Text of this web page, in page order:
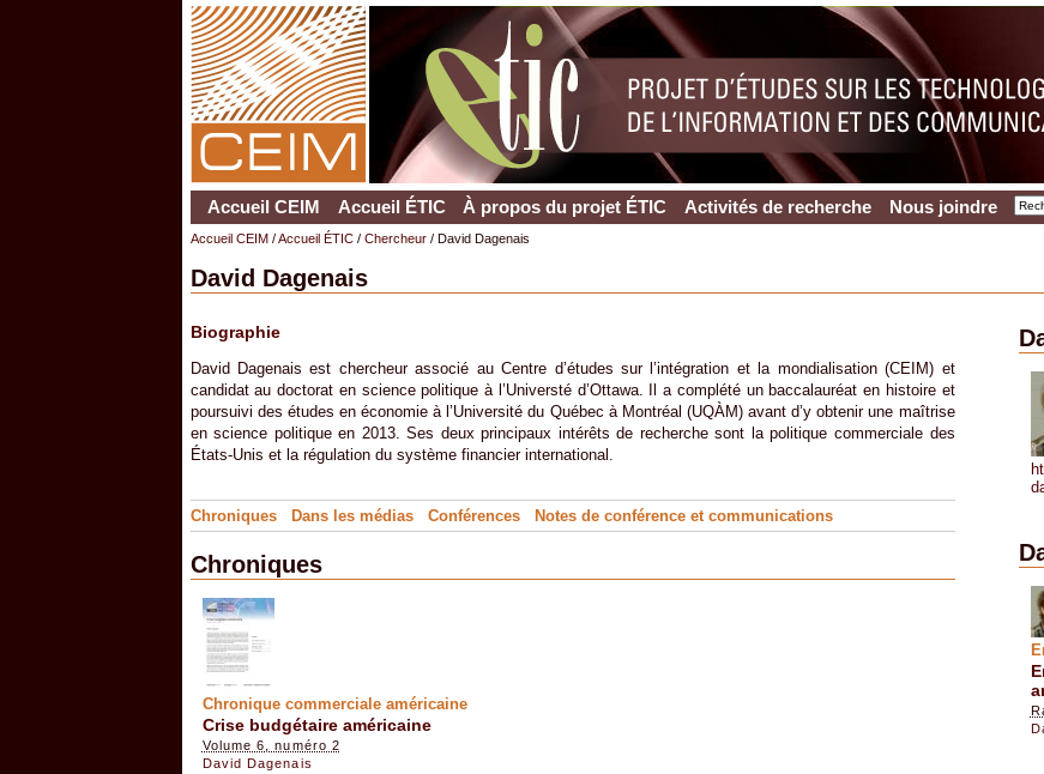
Accueil CEIM Accueil ÉTIC À propos du projet ÉTIC Activités de recherche Nous joindre
Accueil CEIM/Accueil ÉTIC/ Chercheur/ David Dagenais
David Dagenais
Biographie
David Dagenais est chercheur associé au Centre d’études sur l’intégration et la mondialisation (CEIM) et
candidat au doctorat en science politique à l’Universté d’Ottawa. Il a complété un baccalauréat en histoire et
poursuivi des études en économie à l’Université du Québec à Montréal (UQÀM) avant d’y obtenir une maîtrise
en science politique en 2013. Ses deux principaux intérêts de recherche sont la politique commerciale des
États-Unis et la régulation du système financier international.
Chroniques Dans les médias Conférences Notes de conférenceet communications
Chroniques
Chronique commerciale américaine
Crise budgétaire américaine
Volume 6, numéro 2
David Dagenais